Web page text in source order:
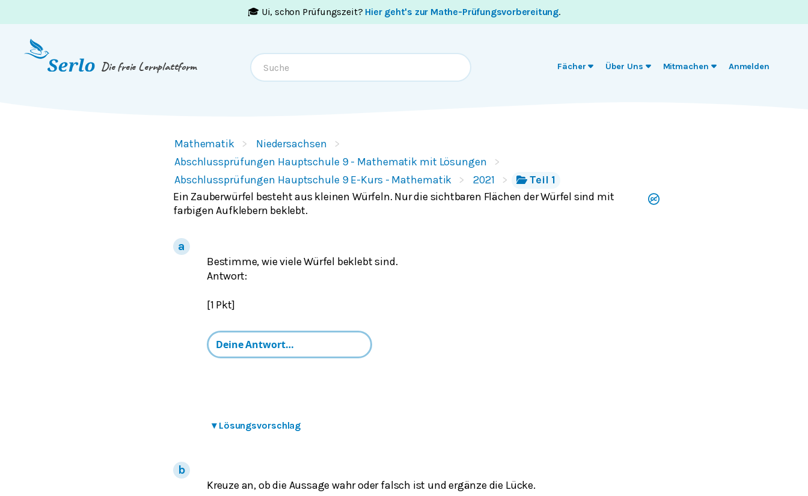
🎓 Ui, schon Prüfungszeit? Hier geht's zur Mathe-Prüfungsvorbereitung.
Die freie Lernplattform Fächer Über Uns Mitmachen Anmelden
Mathematik
Niedersachsen
Abschlussprüfungen Hauptschule 9 - Mathematik mit Lösungen
Abschlussprüfungen Hauptschule 9 E-Kurs - Mathematik
2021
Teil 1
Ein Zauberwürfel besteht aus kleinen Würfeln. Nur die sichtbaren Flächen der Würfel sind mit
farbigen Aufklebern beklebt.
Bestimme, wie viele Würfel beklebt sind.
Antwort:
[1 Pkt]
▾ Lösungsvorschlag
Kreuze an, ob die Aussage wahr oder falsch ist und ergänze die Lücke.